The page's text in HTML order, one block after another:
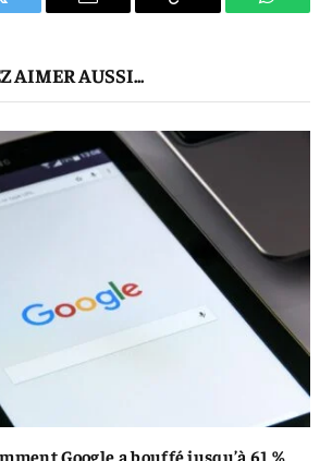
E-
Copier
AIMER AUSSI...
Google a bouffé jusqu’à 61 %